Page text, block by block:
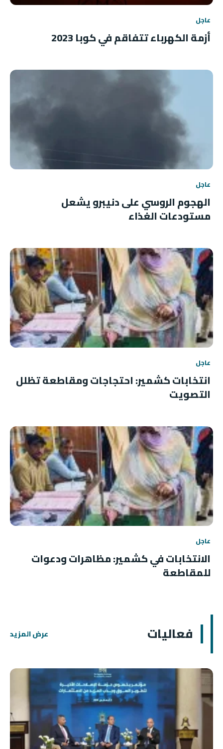
عاجل
أزمة الكهرباء تتفاقم في كوبا 2023
عاجل
الهجوم الروسي على دنيبرو يشعل
مستودعات الغذاء
عاجل
انتخابات كشمير: احتجاجات ومقاطعة تظلل
التصويت
عاجل
الانتخابات في كشمير: مظاهرات ودعوات
للمقاطعة
فعاليات عرض المزيد